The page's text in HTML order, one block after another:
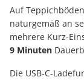
Auf
naturgemäß an
mehrere Kurz-
9 Minuten
Die USB-C-